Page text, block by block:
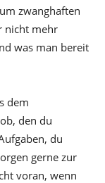
zwanghaften
nicht mehr
was man bereit
dem
den du
du
gerne zur
voran, wenn